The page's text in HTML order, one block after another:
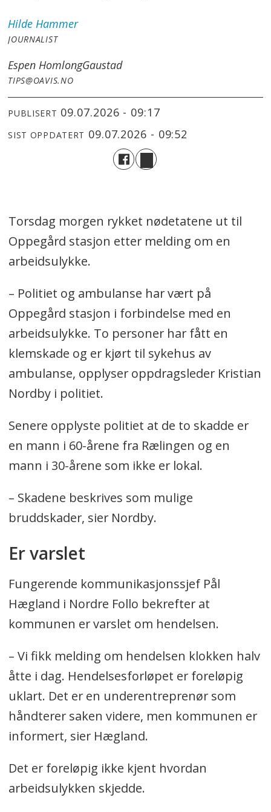
Hilde Hammer
JOURNALIST
Espen HomlongGaustad
TIPS@OAVIS.NO
PUBLISERT 09.07.2026 - 09:17
SIST OPPDATERT 09.07.2026 - 09:52
Torsdag morgen rykket nødetatene ut til
Oppegård stasjon etter melding om en
arbeidsulykke.
– Politiet og ambulanse har vært på
Oppegård stasjon i forbindelse med en
arbeidsulykke. To personer har fått en
klemskade og er kjørt til sykehus av
ambulanse, opplyser oppdragsleder Kristian
Nordby i politiet.
Senere opplyste politiet at de to skadde er
en mann i 60-årene fra Rælingen og en
mann i 30-årene som ikke er lokal.
– Skadene beskrives som mulige
bruddskader, sier Nordby.
Er varslet
Fungerende kommunikasjonssjef Pål
Hægland i Nordre Follo bekrefter at
kommunen er varslet om hendelsen.
– Vi fikk melding om hendelsen klokken halv
åtte i dag. Hendelsesforløpet er foreløpig
uklart. Det er en underentreprenør som
håndterer saken videre, men kommunen er
informert, sier Hægland.
Det er foreløpig ikke kjent hvordan
arbeidsulykken skjedde.